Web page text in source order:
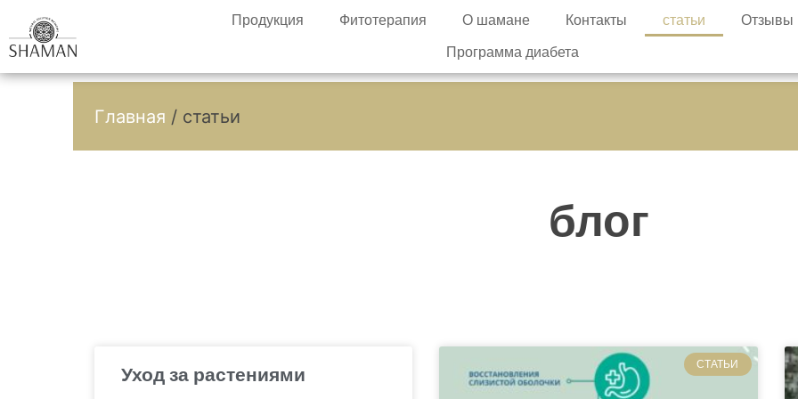
Продукция Фитотерапия О шамане Контакты статьи
Отзывы
Программа диабета
Главная / статьи
блог
Уход за растениями СТАТЬИ